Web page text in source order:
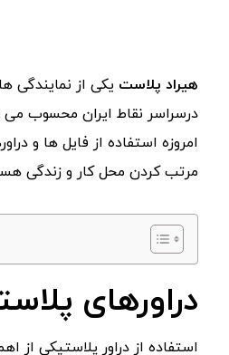
هیراد پلاست یکی از نمایندگی­
درسراسر نقاط ایران محسوب
امروزه استفاده از فایل ها و
مرتب کردن محل کار و زندگی
دراورهای
استفاده از دراور پلاستیکی از